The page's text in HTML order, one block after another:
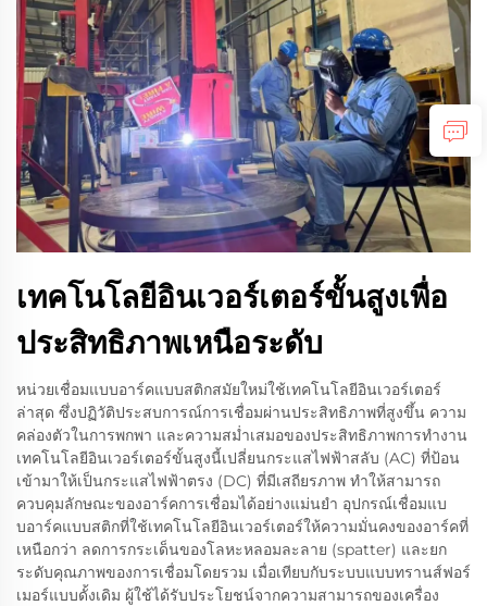
เทคโนโลยีอินเวอร์เตอร์ขั้นสูงเพื่อ
ประสิทธิภาพเหนือระดับ
หน่วยเชื่อมแบบอาร์คแบบสติกสมัยใหม่ใช้เทคโนโลยีอินเวอร์เตอร์
ล่าสุด ซึ่งปฏิวัติประสบการณ์การเชื่อมผ่านประสิทธิภาพที่สูงขึ้น ความ
คล่องตัวในการพกพา และความสม่ำเสมอของประสิทธิภาพการทำงาน
เทคโนโลยีอินเวอร์เตอร์ขั้นสูงนี้เปลี่ยนกระแสไฟฟ้าสลับ (AC) ที่ป้อน
เข้ามาให้เป็นกระแสไฟฟ้าตรง (DC) ที่มีเสถียรภาพ ทำให้สามารถ
ควบคุมลักษณะของอาร์คการเชื่อมได้อย่างแม่นยำ อุปกรณ์เชื่อมแบ
บอาร์คแบบสติกที่ใช้เทคโนโลยีอินเวอร์เตอร์ให้ความมั่นคงของอาร์คที่
เหนือกว่า ลดการกระเด็นของโลหะหลอมละลาย (spatter) และยก
ระดับคุณภาพของการเชื่อมโดยรวม เมื่อเทียบกับระบบแบบทรานส์ฟอร์
เมอร์แบบดั้งเดิม ผู้ใช้ได้รับประโยชน์จากความสามารถของเครื่อง